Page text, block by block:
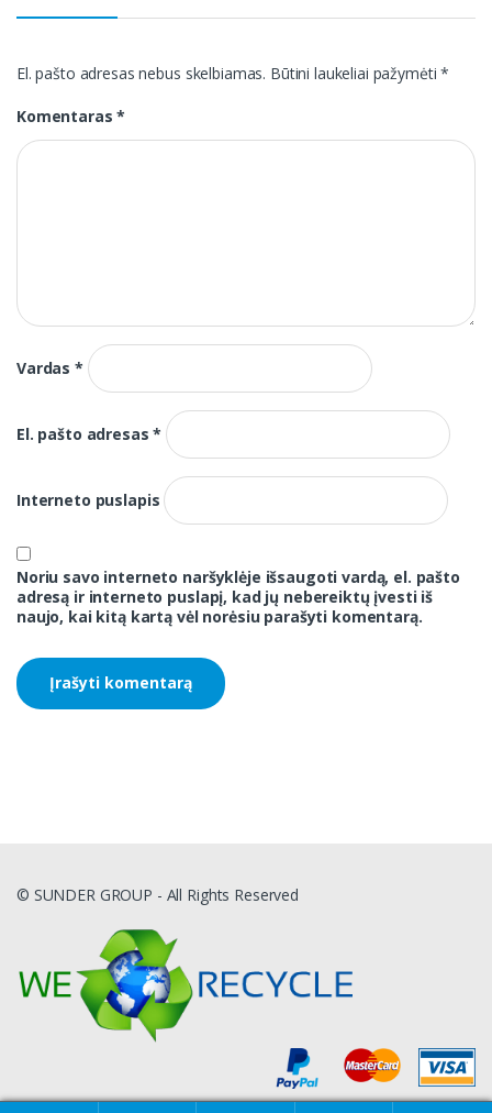
El. pašto adresas nebus skelbiamas. Būtini laukeliai pažymėti*
Komentaras*
Vardas*
El. pašto adresas*
Interneto puslapis
Noriu savo interneto naršyklėje išsaugoti vardą, el. pašto
adresą ir interneto puslapį, kad jų nebereiktų įvesti iš
naujo, kai kitą kartą vėl norėsiu parašyti komentarą.
© SUNDER GROUP - All Rights Reserved